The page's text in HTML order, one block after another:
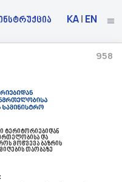
KA| EN
Აცხადებს Ბაზრის Კვლევას
სამუშაოები და
29/03/2023
ფასების
შესყიდვასთან
ტერიტორიებიდან
და
მოწვევა ბაზრის
თაობაზე
958